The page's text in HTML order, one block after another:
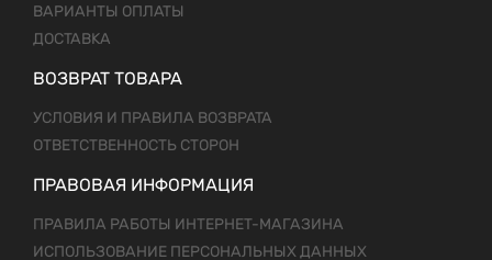
ВАРИАНТЫ ОПЛАТЫ
ДОСТАВКА
ВОЗВРАТ ТОВАРА
УСЛОВИЯ И ПРАВИЛА ВОЗВРАТА
ОТВЕТСТВЕННОСТЬ СТОРОН
ПРАВОВАЯ ИНФОРМАЦИЯ
ПРАВИЛА РАБОТЫ ИНТЕРНЕТ-МАГАЗИНА
ИСПОЛЬЗОВАНИЕ ПЕРСОНАЛЬНЫХ ДАННЫХ